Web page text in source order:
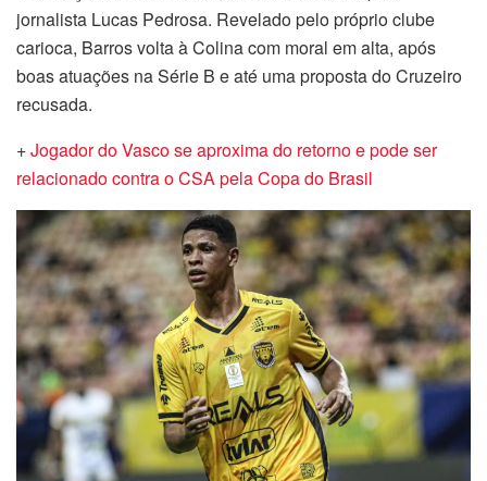
jornalista Lucas Pedrosa. Revelado pelo próprio clube
carioca, Barros volta à Colina com moral em alta, após
boas atuações na Série B e até uma proposta do Cruzeiro
recusada.
+Jogador do Vasco se aproxima do retorno e pode ser
relacionado contra o CSA pela Copa do Brasil